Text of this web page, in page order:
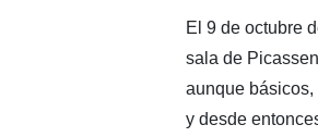
El 9 de octubre
sala de
aunque
y desde